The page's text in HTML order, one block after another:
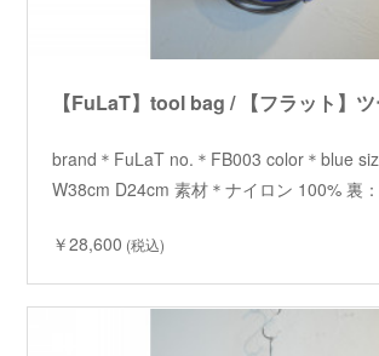
【FuLaT】tool bag / 【フラット】
brand＊FuLaT no.＊FB003 color＊blue
W38cm D24cm 素材＊ナイロン 100% 裏
￥28,600 (税込)